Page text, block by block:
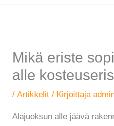
Mikä eriste
alle
/Artikkelit / Kirjoittaja
Alajuoksun alle jäävä